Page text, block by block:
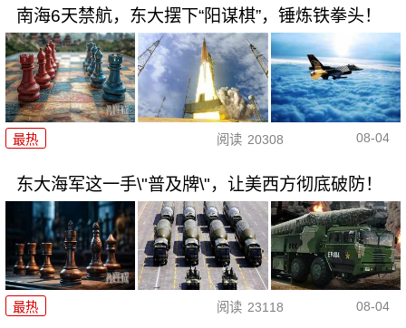
南海6天禁航，东大摆下“阳谋棋”，锤炼铁拳头！
最热 阅读 20308 08-04
东大海军这一手\"普及牌\"，让美西方彻底破防！
最热 阅读 23118 08-04